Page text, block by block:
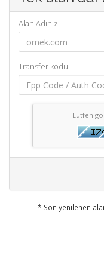
Alan Adınız
Transfer kodu
Lütfen
* Son yenilenen